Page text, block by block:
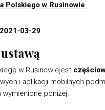
Polskiego w Rusinowie .
2021-03-29
w Rusinowiejest
i aplikacji mobilnych
poniżej.